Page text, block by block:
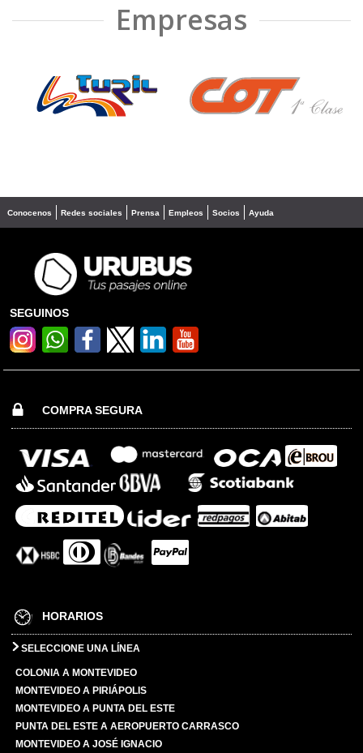
Empresas
❮ ❯
Conocenos Redes sociales Prensa Empleos Socios Ayuda
SEGUINOS
COMPRA SEGURA
HORARIOS
SELECCIONE UNA LÍNEA
COLONIA A MONTEVIDEO
MONTEVIDEO A PIRIÁPOLIS
MONTEVIDEO A PUNTA DEL ESTE
PUNTA DEL ESTE A AEROPUERTO CARRASCO
MONTEVIDEO A JOSÉ IGNACIO